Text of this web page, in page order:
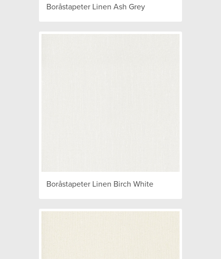
Boråstapeter Linen Ash Grey
Boråstapeter Linen Birch White